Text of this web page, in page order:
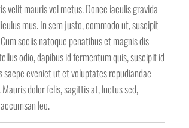
velit mauris vel metus. Donec iaculis gravida
mus. In sem justo, commodo ut, suscipit
sociis natoque penatibus et magnis dis
odio, dapibus id fermentum quis, suscipit id
eveniet ut et voluptates repudiandae
dolor felis, sagittis at, luctus sed,
leo.